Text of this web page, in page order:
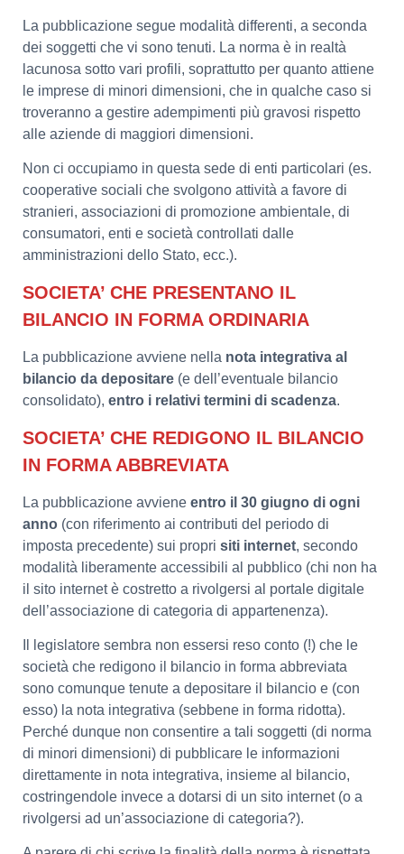
La pubblicazione segue modalità differenti, a seconda
dei soggetti che vi sono tenuti. La norma è in realtà
lacunosa sotto vari profili, soprattutto per quanto attiene
le imprese di minori dimensioni, che in qualche caso si
troveranno a gestire adempimenti più gravosi rispetto
alle aziende di maggiori dimensioni.
Non ci occupiamo in questa sede di enti particolari (es.
cooperative sociali che svolgono attività a favore di
stranieri, associazioni di promozione ambientale, di
consumatori, enti e società controllati dalle
amministrazioni dello Stato, ecc.).
SOCIETA’ CHE PRESENTANO IL
BILANCIO IN FORMA ORDINARIA
La pubblicazione avviene nella nota integrativa al
bilancio da depositare (e dell’eventuale bilancio
consolidato), entro i relativi termini di scadenza.
SOCIETA’ CHE REDIGONO IL BILANCIO
IN FORMA ABBREVIATA
La pubblicazione avviene entro il 30 giugno di ogni
anno (con riferimento ai contributi del periodo di
imposta precedente) sui propri siti internet, secondo
modalità liberamente accessibili al pubblico (chi non ha
il sito internet è costretto a rivolgersi al portale digitale
dell’associazione di categoria di appartenenza).
Il legislatore sembra non essersi reso conto (!) che le
società che redigono il bilancio in forma abbreviata
sono comunque tenute a depositare il bilancio e (con
esso) la nota integrativa (sebbene in forma ridotta).
Perché dunque non consentire a tali soggetti (di norma
di minori dimensioni) di pubblicare le informazioni
direttamente in nota integrativa, insieme al bilancio,
costringendole invece a dotarsi di un sito internet (o a
rivolgersi ad un’associazione di categoria?).